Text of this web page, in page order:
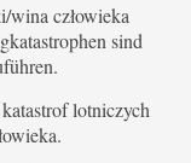
wina człowieka
sind
lotniczych